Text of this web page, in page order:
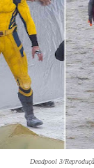
Deadpool 3/